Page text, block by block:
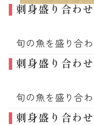
刺身盛り合わせ
旬の魚を盛り合わ
刺身盛り合わせ
旬の魚を盛り合わ
刺身盛り合わせ